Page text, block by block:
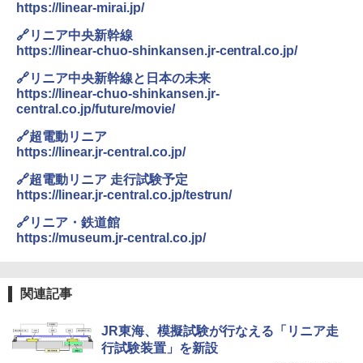
￥2,980
ポインターライト 強力 小型 緑色/赤色/青紫色
USB充電式 高精度 超長距離照射 長時間使用
可能 安全ロック付き 高安全性 金属製耐久 コ
ンパクト多機能設計 持ち運び便利 アウトド
ア/オフィス/教育現場/展示会用 緑
￥1,180
電動エアーポンプ SUP用 20PSI 電動ポンプ
ゴムボート 空気入れ 空気抜き 自動停止 過熱
https://linear-mirai.jp/
🔗リニア中央新幹線
https://linear-chuo-shinkansen.jr-central.co.jp/
🔗リニア中央新幹線と日本の未来
https://linear-chuo-shinkansen.jr-
central.co.jp/future/movie/
🔗超電動リニア
https://linear.jr-central.co.jp/
🔗超電動リニア 走行試験予定
https://linear.jr-central.co.jp/testrun/
🔗リニア・鉄道館
https://museum.jr-central.co.jp/
関連記事
JR東海、模擬試験が行なえる「リニア走
行試験装置」を新設